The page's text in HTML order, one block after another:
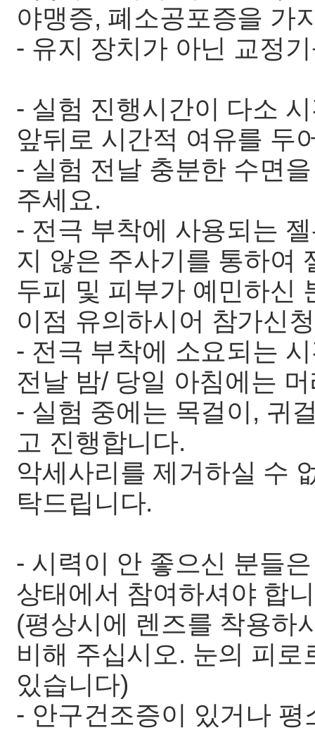
야맹증, 폐소공포증을 가
- 유지 장치가 아닌 교정
- 실험 진행시간이 다소
앞뒤로 시간적 여유를 두
- 실험 전날 충분한 수면
주세요.
- 전극 부착에 사용되는
지 않은 주사기를 통하여
두피 및 피부가 예민하신
이점 유의하시어 참가신
- 전극 부착에 소요되는
전날 밤/ 당일 아침에는
- 실험 중에는 목걸이, 귀
고 진행합니다.
악세사리를 제거하실 수
탁드립니다.
- 시력이 안 좋으신 분들
상태에서 참여하셔야 합
(평상시에 렌즈를 착용하
비해 주십시오. 눈의 피
있습니다)
- 안구건조증이 있거나